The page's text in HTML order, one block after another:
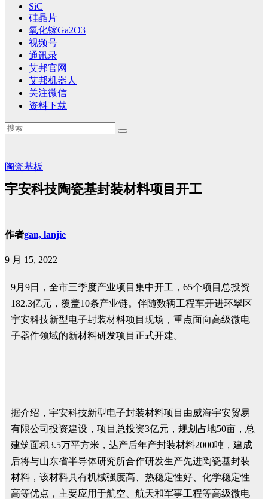
SiC
硅晶片
氧化镓Ga2O3
视频号
通讯录
艾邦官网
艾邦机器人
关注微信
资料下载
陶瓷基板
宇安科技陶瓷基封装材料项目开工
作者gan, lanjie
9 月 15, 2022
9月9日，全市三季度产业项目集中开工，65个项目总投资
182.3亿元，覆盖10条产业链。伴随数辆工程车开进环翠区
宇安科技新型电子封装材料项目现场，重点面向高级微电
子器件领域的新材料研发项目正式开建。
据介绍，宇安科技新型电子封装材料项目由威海宇安贸易
有限公司投资建设，项目总投资3亿元，规划占地50亩，总
建筑面积3.5万平方米，达产后年产封装材料2000吨，建成
后将与山东省半导体研究所合作研发生产先进陶瓷基封装
材料，该材料具有机械强度高、热稳定性好、化学稳定性
高等优点，主要应用于航空、航天和军事工程等高级微电